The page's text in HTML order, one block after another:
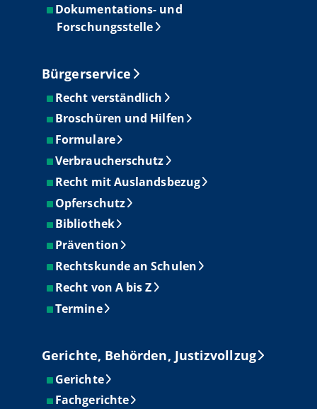
Dokumentations- und
Forschungsstelle
Bürgerservice
Recht verständlich
Broschüren und Hilfen
Formulare
Verbraucherschutz
Recht mit Auslandsbezug
Opferschutz
Bibliothek
Prävention
Rechtskunde an Schulen
Recht von A bis Z
Termine
Gerichte, Behörden, Justizvollzug
Gerichte
Fachgerichte